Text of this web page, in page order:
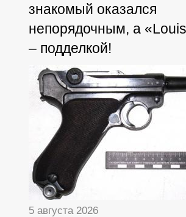
знакомый оказался
непорядочным, а
– подделкой!
5 августа 2026